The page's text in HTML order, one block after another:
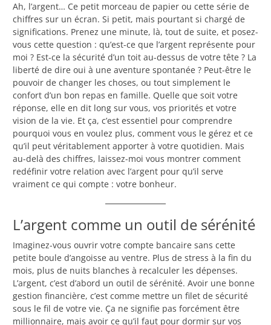
Ah, l’argent… Ce petit morceau de papier ou cette série de
chiffres sur un écran. Si petit, mais pourtant si chargé de
significations. Prenez une minute, là, tout de suite, et posez-
vous cette question : qu’est-ce que l’argent représente pour
moi ? Est-ce la sécurité d’un toit au-dessus de votre tête ? La
liberté de dire oui à une aventure spontanée ? Peut-être le
pouvoir de changer les choses, ou tout simplement le
confort d’un bon repas en famille. Quelle que soit votre
réponse, elle en dit long sur vous, vos priorités et votre
vision de la vie. Et ça, c’est essentiel pour comprendre
pourquoi vous en voulez plus, comment vous le gérez et ce
qu’il peut véritablement apporter à votre quotidien. Mais
au-delà des chiffres, laissez-moi vous montrer comment
redéfinir votre relation avec l’argent pour qu’il serve
vraiment ce qui compte : votre bonheur.
L’argent comme un outil de sérénité
Imaginez-vous ouvrir votre compte bancaire sans cette
petite boule d’angoisse au ventre. Plus de stress à la fin du
mois, plus de nuits blanches à recalculer les dépenses.
L’argent, c’est d’abord un outil de sérénité. Avoir une bonne
gestion financière, c’est comme mettre un filet de sécurité
sous le fil de votre vie. Ça ne signifie pas forcément être
millionnaire, mais avoir ce qu’il faut pour dormir sur vos